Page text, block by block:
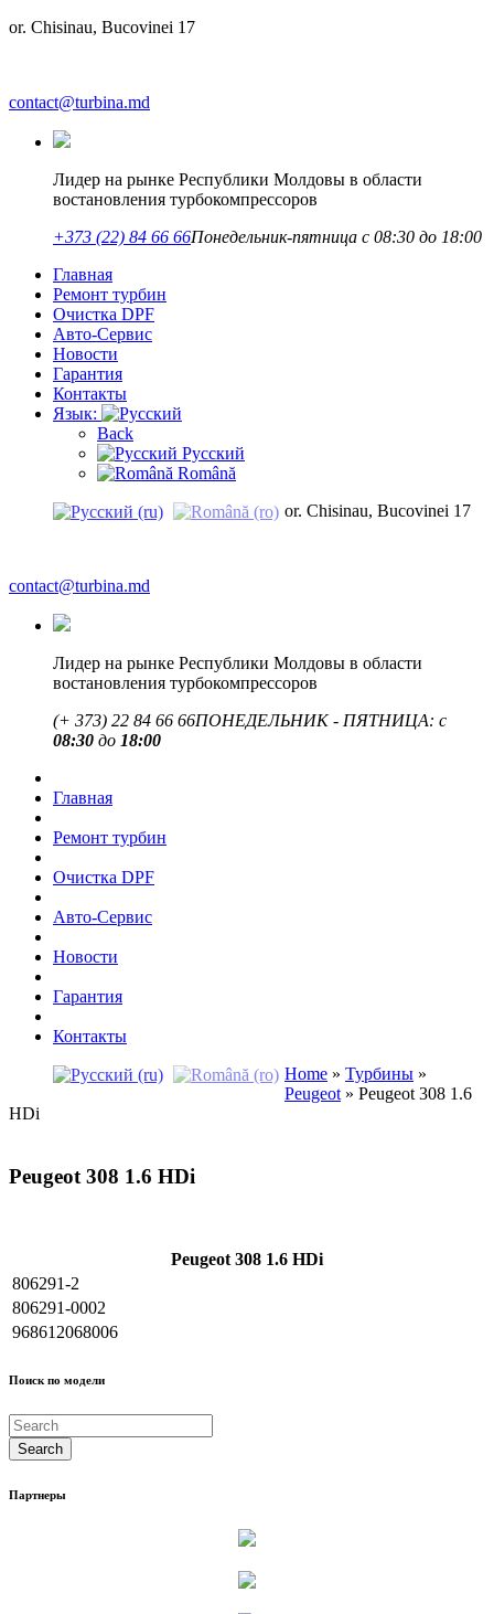
or. Chisinau, Bucovinei 17
contact@turbina.md
Лидер на рынке Республики Молдовы в области
востановления турбокомпрессоров
+373 (22) 84 66 66Понедельник-пятница с 08:30 до 18:00
Главная
Ремонт турбин
Очистка DPF
Авто-Сервис
Новости
Гарантия
Контакты
Язык:
Back
Русский
Română
or. Chisinau, Bucovinei 17
contact@turbina.md
Лидер на рынке Республики Молдовы в области
востановления турбокомпрессоров
(+ 373) 22 84 66 66ПОНЕДЕЛЬНИК - ПЯТНИЦА: с
08:30 до 18:00
Главная
Ремонт турбин
Очистка DPF
Авто-Сервис
Новости
Гарантия
Контакты
Home » Турбины »
Peugeot » Peugeot 308 1.6
HDi
Peugeot 308 1.6 HDi
Peugeot 308 1.6 HDi
806291-2
806291-0002
968612068006
Поиск по модели
Партнеры